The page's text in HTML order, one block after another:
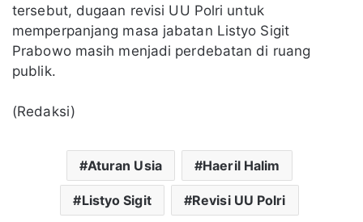
tersebut, dugaan revisi UU Polri untuk
memperpanjang masa jabatan Listyo Sigit
Prabowo masih menjadi perdebatan di ruang
publik.
(Redaksi)
Aturan Usia Haeril Halim
Listyo Sigit Revisi UU Polri